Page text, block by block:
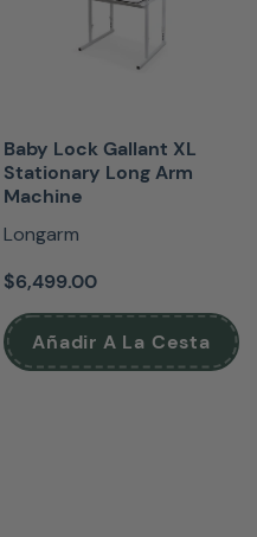
Baby Lock Gallant XL
Stationary Long Arm
Machine
Longarm
$6,499.00
Añadir A La Cesta